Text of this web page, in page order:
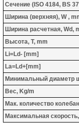
Сечение (ISO 4184, BS
Ширина (верхняя), W ,
Ширина расчетная, Wd,
Высота, T, mm
Li=Ld- [mm]
La=Ld+[mm]
Минимальный диаметр
Вес, Kg/m
Мак. количество
Максимальная